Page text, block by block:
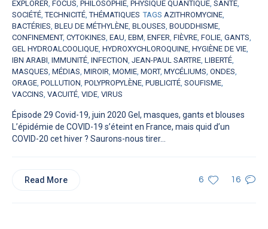
EXPLORER, FOCUS, PHILOSOPHIE, PHYSIQUE QUANTIQUE, SANTÉ,
SOCIÉTÉ,TECHNICITÉ,THÉMATIQUES TAGS AZITHROMYCINE,
BACTÉRIES, BLEU DE MÉTHYLÈNE, BLOUSES, BOUDDHISME,
CONFINEMENT, CYTOKINES, EAU, EBM, ENFER, FIÈVRE, FOLIE, GANTS,
GEL HYDROALCOOLIQUE, HYDROXYCHLOROQUINE, HYGIÈNE DE VIE,
IBN ARABI, IMMUNITÉ, INFECTION, JEAN-PAUL SARTRE, LIBERTÉ,
MASQUES, MÉDIAS, MIROIR, MOMIE, MORT, MYCÉLIUMS, ONDES,
ORAGE, POLLUTION, POLYPROPYLÈNE, PUBLICITÉ, SOUFISME,
VACCINS, VACUITÉ, VIDE, VIRUS
Épisode 29 Covid-19, juin 2020 Gel, masques, gants et blouses
L’épidémie de COVID-19 s’éteint en France, mais quid d’un
COVID-20 cet hiver ? Saurons-nous tirer...
6 16
Read More